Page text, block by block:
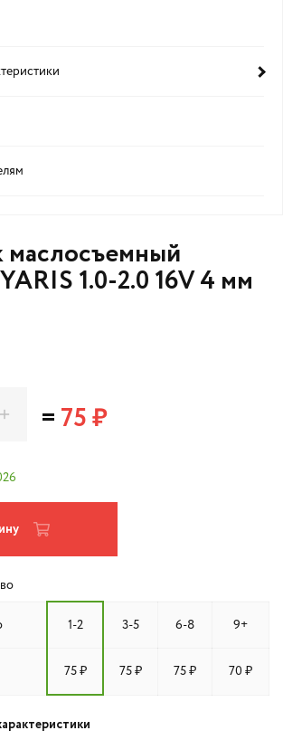
маслосъемный
1.0-2.0 16V 4 мм
=75 ₽
1-2 3-5 6-8 9+
75 ₽ 75 ₽ 75 ₽ 70 ₽